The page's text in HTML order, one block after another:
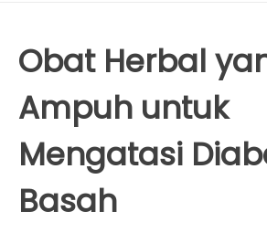
Obat Herbal
Ampuh untuk
Mengatasi
Basah